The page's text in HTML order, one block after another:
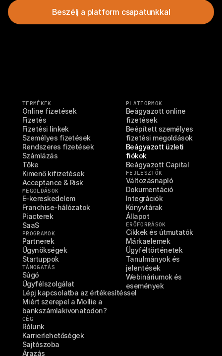
Beszélj a platform csapatunkkal
TERMÉKEK
Online fizetések
Fizetés
Fizetési linkek
Személyes fizetések
Rendszeres fizetések
Számlázás
Tőke
Kimenő kifizetések
Acceptance & Risk
MEGOLDÁSOK
E-kereskedelem
Franchise-hálózatok
Piacterek
SaaS
PROGRAMOK
Partnerek
Ügynökségek
Startuppok
TÁMOGATÁS
Súgó
Ügyfélszolgálat
Lépj kapcsolatba az értékesítéssel
Miért szerepel a Mollie a
bankszámlakivonatodon?
CÉG
Rólunk
Karrierlehetőségek
Sajtószoba
Árazás
PLATFORMOK
Beágyazott online
fizetések
Beépített személyes
fizetési megoldások
Beágyazott üzleti
fiókok
Beágyazott Capital
FEJLESZTŐK
Változásnapló
Dokumentáció
Integrációk
Könyvtárak
Állapot
ERŐFORRÁSOK
Cikkek és útmutatók
Márkaelemek
Ügyféltörténetek
Tanulmányok és
jelentések
Webináriumok és
események